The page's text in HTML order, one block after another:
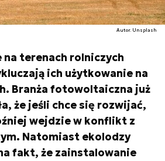
Autor. Unsplash
na terenach rolniczych
ich użytkowanie na
Branża fotowoltaiczna już
że jeśli chce się rozwijać,
wejdzie w konflikt z
Natomiast ekolodzy
fakt, że zainstalowanie